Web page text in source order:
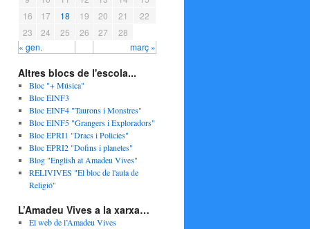
« gen. març »
16
17 18 19 20 21
22
23
24 25 26 27 28
Altres blocs de l'escola...
Bloc "+ Música"
Bloc EINF3
Bloc EINF4 "Taurons i Monstres"
Bloc EINF5 "Grangers i Exploradors"
Bloc EPRI1 "Dracs i Policies"
Bloc EPRI2 "Dofins i planetes"
Blog "English at Amadeu Vives"
RELIVIVES "El bloc de l'aula de
Religió"
L’Amadeu Vives a la xarxa…
El web de l’Amadeu Vives